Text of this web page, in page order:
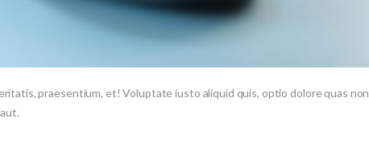
praesentium, et! Voluptate iusto aliquid quis, optio dolore quas non